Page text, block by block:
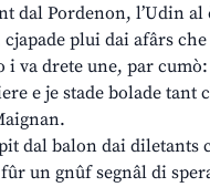
dal Pordenon, l’Udin
cjapade plui dai afârs
i va drete une, par
e je stade bolade tant
dal balon dai diletants
un gnûf segnâl di